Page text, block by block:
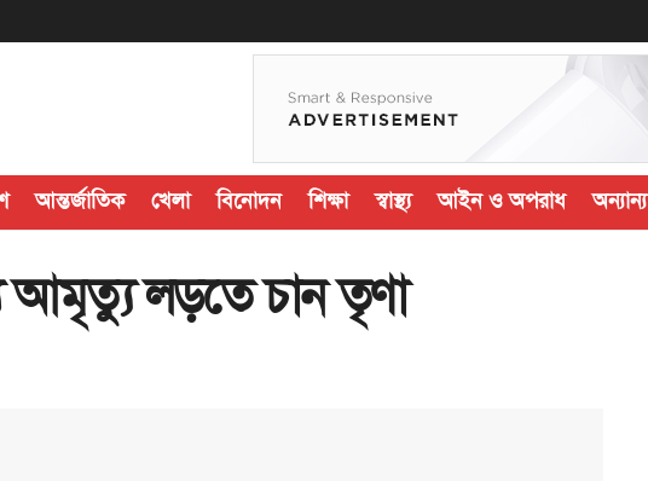
আন্তর্জাতিক খেলা বিনোদন শিক্ষা স্বাস্থ্য আইন ও অপরাধ অন্যান্য
আমৃত্যু লড়তে চান তৃণা